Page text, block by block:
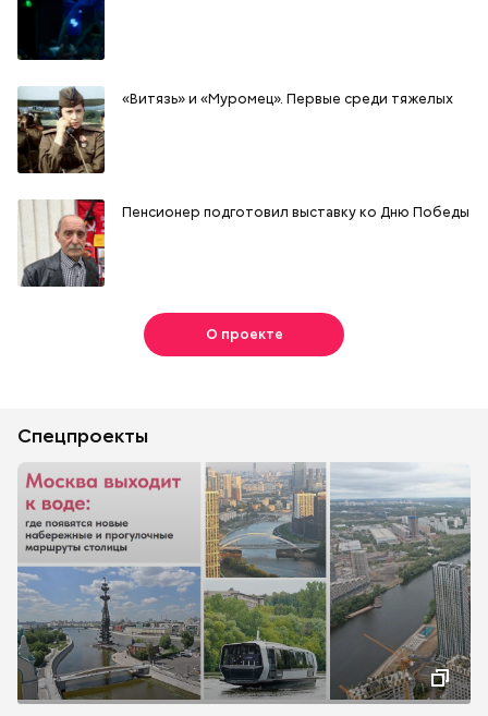
«Витязь» и «Муромец». Первые среди тяжелых
Пенсионер подготовил выставку ко Дню Победы
О проекте
Спецпроекты